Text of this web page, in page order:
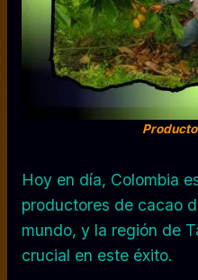
Hoy en día, Colombia
productores de cacao
mundo, y la región de
crucial en este éxito.